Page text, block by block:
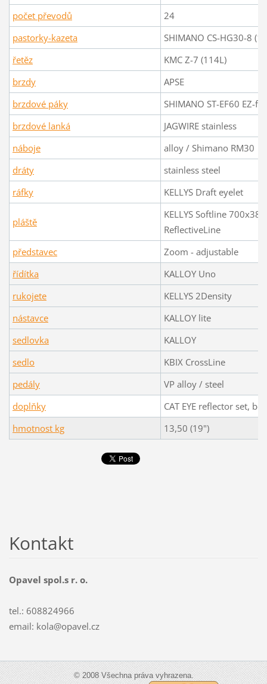
počet převodů
24
pastorky-kazeta
SHIMANO CS-HG30-8
řetěz
KMC Z-7 (114L)
brzdy
APSE
brzdové páky
SHIMANO ST-EF60 EZ-
brzdové lanká
JAGWIRE stainless
náboje
alloy / Shimano RM30
dráty
stainless steel
ráfky
KELLYS Draft eyelet
pláště
KELLYS Softline
ReflectiveLine
představec
Zoom - adjustable
řídítka
KALLOY Uno
rukojete
KELLYS 2Density
nástavce
KALLOY lite
sedlovka
KALLOY
sedlo
KBIX CrossLine
pedály
VP alloy / steel
doplňky
CAT EYE reflector set, bell
hmotnost kg
13,50 (19")
Kontakt
Opavel spol.s r. o.
tel.: 608824966
email: kola@opavel.cz
© 2008 Všechna práva vyhrazena.